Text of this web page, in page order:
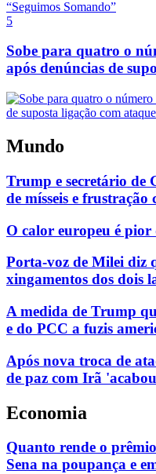
5
Sobe para quatro o
após denúncias de
Mundo
Trump e secretário de
de mísseis e frustração
O calor europeu é
Porta-voz de Milei diz
xingamentos dos dois
A medida de Trump
e do PCC a fuzis
Após nova troca de
de paz com Irã
Economia
Quanto rende o
Sena na poupança e